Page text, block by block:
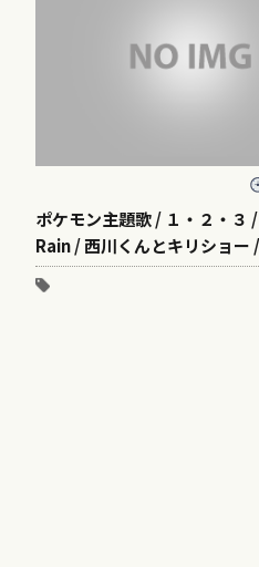
ポケモン主題歌 / １・２・
Rain / 西川くんとキリショー